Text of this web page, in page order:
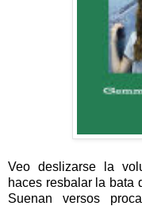
Veo deslizarse la
haces resbalar la bata
Suenan versos